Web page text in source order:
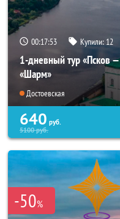
00:17:53 Купили: 12
1-дневный тур «Псков
«Шарм»
Достоевская
640 руб.
5100руб.
-50%